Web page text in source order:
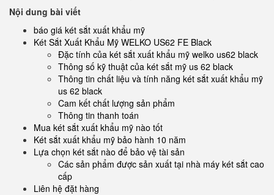
Nội dung bài viết
báo giá két sắt xuất khẩu mỹ
Két Sắt Xuất Khẩu Mỹ WELKO US62 FE Black
Đặc tính của két sắt xuất khẩu mỹ welko us62 black
Thông số kỹ thuật của két sắt mỹ us 62 black
Thông tin chất liệu và tính năng két sắt xuất khẩu mỹ
us 62 black
Cam kết chất lượng sản phẩm
Thông tin thanh toán
Mua két sắt xuất khẩu mỹ nào tốt
Két sắt xuất khẩu mỹ bảo hành 10 năm
Lựa chọn két sắt nào để bảo vệ tài sản
Các sản phẩm được sản xuất tại nhà máy két sắt cao
cấp
Liên hệ đặt hàng